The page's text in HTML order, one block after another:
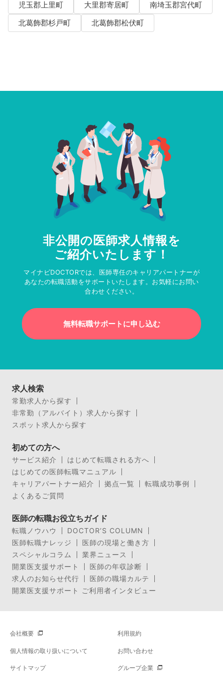
児玉郡上里町
大里郡寄居町
南埼玉郡宮代町
北葛飾郡杉戸町
北葛飾郡松伏町
非公開の医師求人情報を
ご紹介いたします！
マイナビDOCTORでは、医師専任のキャリアパートナーが
あなたの転職活動をサポートいたします。お気軽にお問い
合わせください。
無料転職サポートに申し込む
求人検索
常勤求人から探す
非常勤（アルバイト）求人から探す
スポット求人から探す
初めての方へ
サービス紹介
はじめて転職される方へ
はじめての医師転職マニュアル
キャリアパートナー紹介
拠点一覧
転職成功事例
よくあるご質問
医師の転職お役立ちガイド
転職ノウハウ
DOCTOR’S COLUMN
医師転職ナレッジ
医師の現場と働き方
スペシャルコラム
業界ニュース
開業医支援サポート
医師の年収診断
求人のお知らせ代行
医師の職場カルテ
開業医支援サポート ご利用者インタビュー
会社概要 利用規約
個人情報の取り扱いについて お問い合わせ
サイトマップ グループ企業